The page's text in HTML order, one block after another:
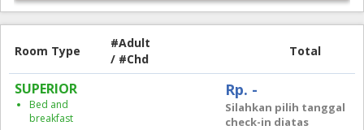
Room Type
#Adult
/ #Chd
Total
SUPERIOR
Bed and
breakfast
Rp. -
Silahkan pilih tanggal
check-in diatas